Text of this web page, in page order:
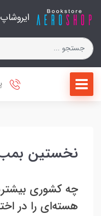
ایروشاپ
نخستین
چه کشوری
هسته‌ای را در